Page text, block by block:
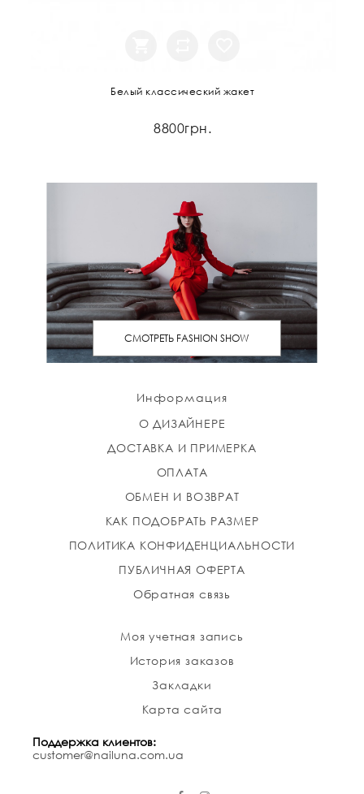
Белый классический жакет
8800грн.
СМОТРЕТЬ FASHION SHOW
Информация
О ДИЗАЙНЕРЕ
ДОСТАВКА И ПРИМЕРКА
ОПЛАТА
ОБМЕН И ВОЗВРАТ
КАК ПОДОБРАТЬ РАЗМЕР
ПОЛИТИКА КОНФИДЕНЦИАЛЬНОСТИ
ПУБЛИЧНАЯ ОФЕРТА
Обратная связь
Моя учетная запись
История заказов
Закладки
Карта сайта
Поддержка клиентов:
customer@nailuna.com.ua